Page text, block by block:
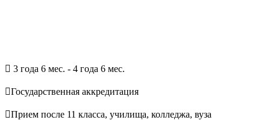
 3 года 6 мес. - 4 года 6 мес.
Государственная аккредитация
Прием после 11 класса, училища, колледжа, вуза